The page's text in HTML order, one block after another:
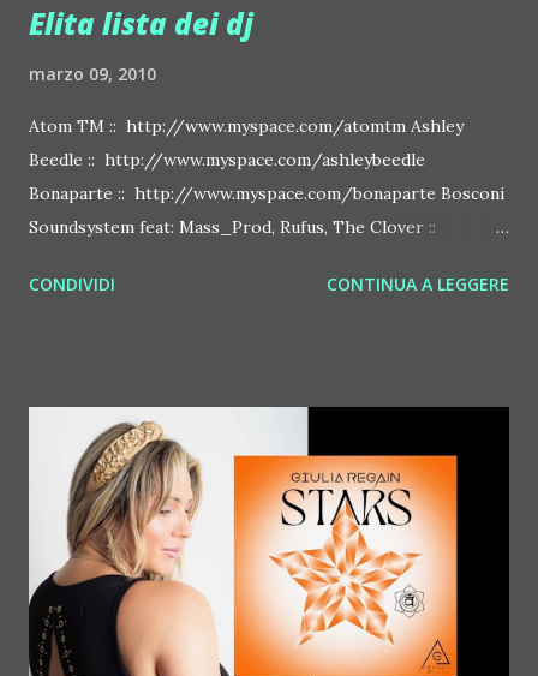
Elita lista dei dj
marzo 09, 2010
Atom TM :: http://www.myspace.com/atomtm Ashley
Beedle :: http://www.myspace.com/ashleybeedle
Bonaparte :: http://www.myspace.com/bonaparte Bosconi
Soundsystem feat: Mass_Prod, Rufus, The Clover ::
http://www.myspace.com/benderbyetone Chapelier Fou ::
Deian :: http://www.myspace.com/deiansong Dixon ::
http://www.myspace.com/justdixon Frivolous ::
http://www.myspace.com/frivolouslive Frost ::
http://www.myspace.com/frostnorway Gonzales ::
http://www.myspace.com/gonzpiration Italian Laptop
Orchestra feat. Alessio Bertallot Jimmy Edgar ::
http://www.myspace.com/colorstrip Jon Hopkins ::
http://www.myspace.com/jonhopkins Le Luci della
CONDIVIDI CONTINUA A LEGGERE